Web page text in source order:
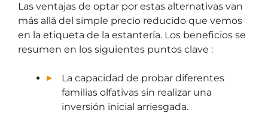
Las ventajas de optar por estas alternativas van
más allá del simple precio reducido que vemos
en la etiqueta de la estantería. Los beneficios se
resumen en los siguientes puntos clave :
La capacidad de probar diferentes
familias olfativas sin realizar una
inversión inicial arriesgada.